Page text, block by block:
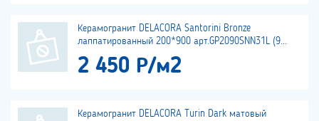
Керамогранит DELACORA Santorini Bronze
лаппатированный 200*900 арт.GP2090SNN31L (9...
2 450 Р/м2
Керамогранит DELACORA Turin Dark матовый